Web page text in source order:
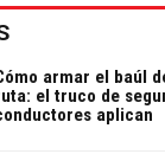
armar el baúl
el truco de
aplican